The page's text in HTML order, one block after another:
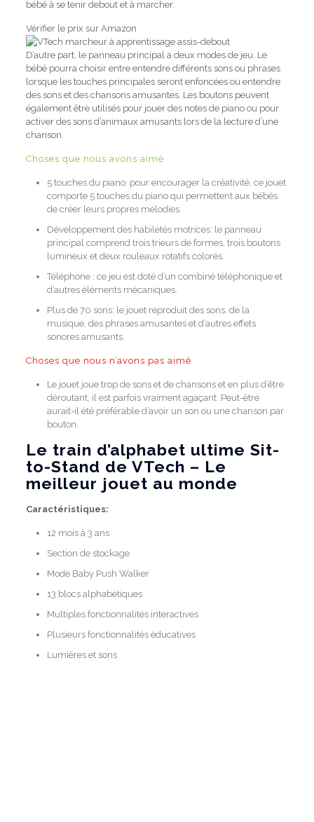
bébé à se tenir debout et à marcher.
Vérifier le prix sur Amazon
D’autre part, le panneau principal a deux modes de jeu. Le
bébé pourra choisir entre entendre différents sons ou phrases
lorsque les touches principales seront enfoncées ou entendre
des sons et des chansons amusantes. Les boutons peuvent
également être utilisés pour jouer des notes de piano ou pour
activer des sons d’animaux amusants lors de la lecture d’une
chanson.
Choses que nous avons aimé
5 touches du piano: pour encourager la créativité, ce jouet
comporte 5 touches du piano qui permettent aux bébés
de créer leurs propres mélodies.
Développement des habiletés motrices: le panneau
principal comprend trois trieurs de formes, trois boutons
lumineux et deux rouleaux rotatifs colorés.
Téléphone : cejeu est doté d’un combiné téléphonique et
d’autres éléments mécaniques.
Plus de 70 sons: le jouet reproduit des sons, de la
musique, des phrases amusantes et d’autres effets
sonores amusants.
Choses que nous n’avons pas aimé
Le jouet joue trop de sons et de chansons et en plus d’être
déroutant, il est parfois vraiment agaçant. Peut-être
aurait-il été préférable d’avoir un son ou une chanson par
bouton.
Le train d’alphabet ultime Sit-
to-Stand de VTech – Le
meilleur jouet au monde
Caractéristiques:
12 mois à 3 ans
Section de stockage
Mode Baby Push Walker
13 blocs alphabétiques
Multiples fonctionnalités interactives
Plusieurs fonctionnalités éducatives
Lumières et sons